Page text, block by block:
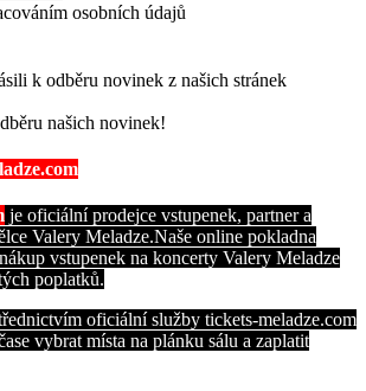
osobních údajů
k odběru novinek z našich stránek
našich novinek!
je oficiální prodejce vstupenek, partner a
Valery Meladze.Naše online pokladna
vstupenek na koncerty Valery Meladze
poplatků.
oficiální služby tickets-meladze.com
vybrat místa na plánku sálu a zaplatit